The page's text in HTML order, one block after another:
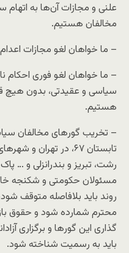
علنی و مجازات آن‌ها به اتهام
مخالفان هستیم.
– ما خواهان لغو مجازات
– ما خواهان لغو فوری احکام
سیاسی و عقیدتی، بدون هیچ
هستیم.
تابستان ۶۷، در تهران
رشت، تبریز و بندرانزلی و …
مسئولان حکومتی و شکنجه
روند باید بلافاصله متوقف
محترم شمارده شود و حقوق
گذاری این گورها و برگزاری
باید به رسمیت شناخته شود.